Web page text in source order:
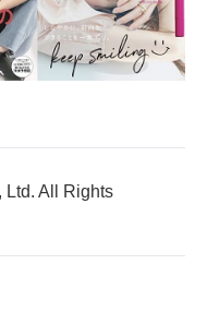
Ltd. All Rights